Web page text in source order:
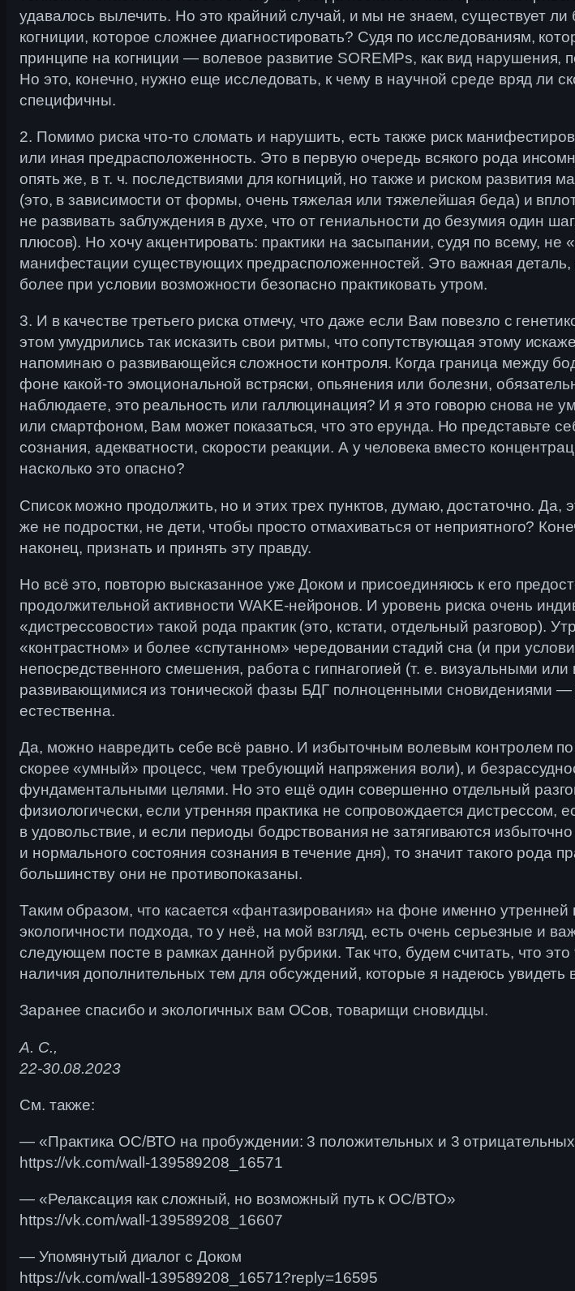
удавалось вылечить. Но это крайний случай, и мы не знаем, существует
когниции, которое сложнее диагностировать? Судя по исследованиям,
принципе на когниции — волевое развитие SOREMPs, как вид нарушения,
Но это, конечно, нужно еще исследовать, к чему в научной среде вряд ли
специфичны.
2. Помимо риска что-то сломать и нарушить, есть также риск
или иная предрасположенность. Это в первую очередь всякого рода
опять же, в т. ч. последствиями для когниций, но также и риском развития
(это, в зависимости от формы, очень тяжелая или тяжелейшая беда) и
не развивать заблуждения в духе, что от гениальности до безумия один
плюсов). Но хочу акцентировать: практики на засыпании, судя по всему,
манифестации существующих предрасположенностей. Это важная
более при условии возможности безопасно практиковать утром.
3. И в качестве третьего риска отмечу, что даже если Вам повезло с
этом умудрились так исказить свои ритмы, что сопутствующая этому
напоминаю о развивающейся сложности контроля. Когда граница между
фоне какой-то эмоциональной встряски, опьянения или болезни,
наблюдаете, это реальность или галлюцинация? И я это говорю снова не
или смартфоном, Вам может показаться, что это ерунда. Но представьте
сознания, адекватности, скорости реакции. А у человека вместо
насколько это опасно?
Список можно продолжить, но и этих трех пунктов, думаю, достаточно.
же не подростки, не дети, чтобы просто отмахиваться от неприятного?
наконец, признать и принять эту правду.
Но всё это, повторю высказанное уже Доком и присоединяюсь к его
продолжительной активности WAKE-нейронов. И уровень риска очень
«дистрессовости» такой рода практик (это, кстати, отдельный разговор).
«контрастном» и более «спутанном» чередовании стадий сна (и при
непосредственного смешения, работа с гипнагогией (т. е. визуальными
развивающимися из тонической фазы БДГ полноценными сновидениями —
естественна.
Да, можно навредить себе всё равно. И избыточным волевым контролем
скорее «умный» процесс, чем требующий напряжения воли), и
фундаментальными целями. Но это ещё один совершенно отдельный
физиологически, если утренняя практика не сопровождается дистрессом,
в удовольствие, и если периоды бодрствования не затягиваются
и нормального состояния сознания в течение дня), то значит такого
большинству они не противопоказаны.
Таким образом, что касается «фантазирования» на фоне именно
экологичности подхода, то у неё, на мой взгляд, есть очень серьезные и
следующем посте в рамках данной рубрики. Так что, будем считать, что
наличия дополнительных тем для обсуждений, которые я надеюсь увидеть
Заранее спасибо и экологичных вам ОСов, товарищи сновидцы.
А. С.,
22-30.08.2023
См. также:
— «Практика ОС/ВТО на пробуждении: 3 положительных и 3
https://vk.com/wall-139589208_16571
— «Релаксация как сложный, но возможный путь к ОС/ВТО»
https://vk.com/wall-139589208_16607
— Упомянутый диалог с Доком
https://vk.com/wall-139589208_16571?reply=16595